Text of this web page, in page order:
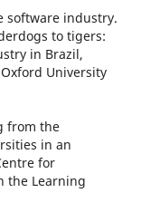
software industry.
to tigers:
in Brazil,
University
from the
in an
for
the Learning